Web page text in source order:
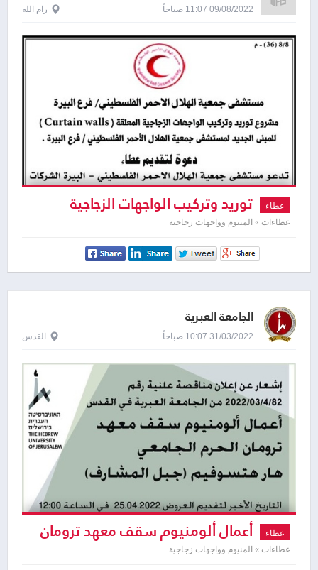
09/08/2022 11:07 صباحاً رام الله
عطاء توريد وتركيب الواجهات الزجاجية
المعلقة ( Curtain walls ) للمبنى الجديد
عطاءات » المنيوم وواجهات زجاجية
الجامعة العبرية
31/03/2022 10:07 صباحاً القدس
عطاء أعمال ألومنيوم سقف معهد ترومان
الحرم الجامعي
عطاءات » المنيوم وواجهات زجاجية